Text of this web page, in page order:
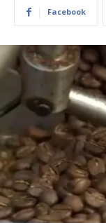
Facebook